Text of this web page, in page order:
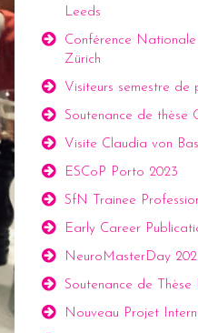
Leeds
Conférence
Zürich
Visiteurs semestre de
Soutenance de thèse
Visite Claudia von
ESCoP Porto 2023
SfN Trainee
Early Career
NeuroMasterDay
Soutenance de Thèse
Nouveau Projet